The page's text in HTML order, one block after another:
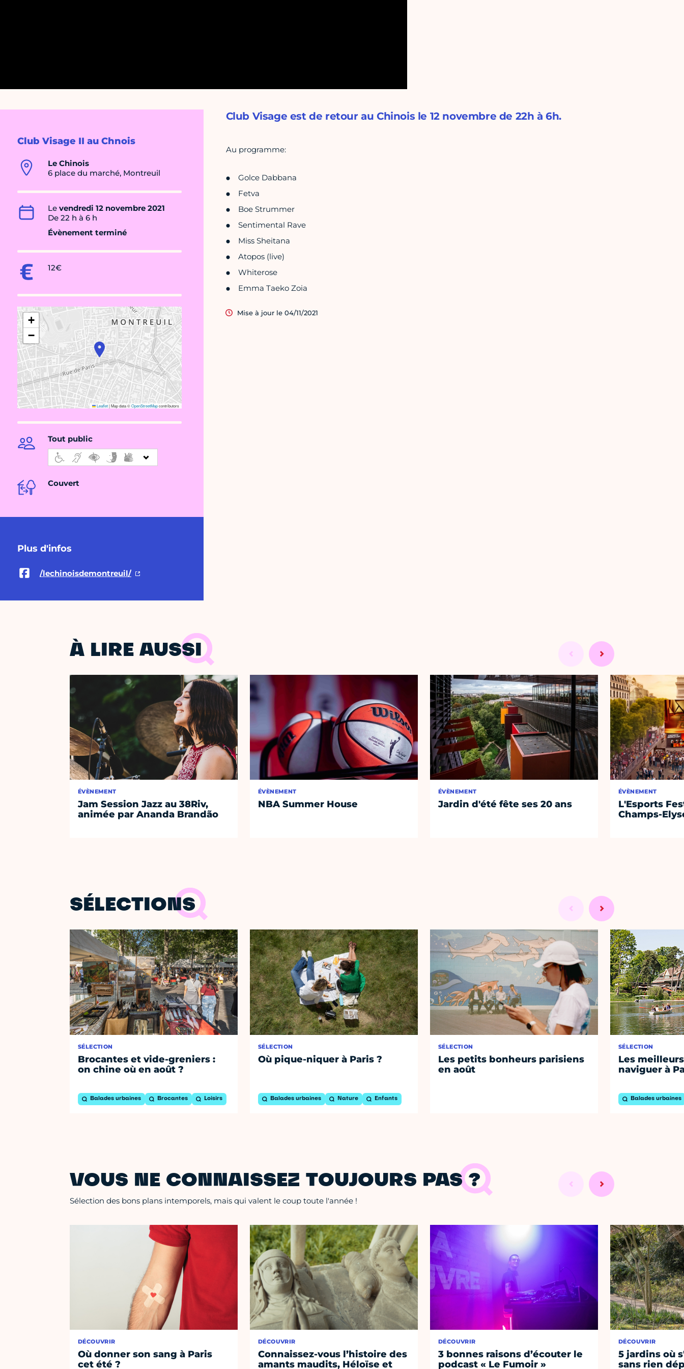
Club Visage II au Chnois
Le Chinois
6 place du marché, Montreuil
Le vendredi 12 novembre 2021
De 22 h à 6 h
Évènement terminé
12€
+
−
Leaflet|Map data ©OpenStreetMapcontributors
Tout public
Couvert
Plus d'infos
/lechinoisdemontreuil/
Club Visage est de retour au Chinois le 12 novembre de 22h à 6h.
Au programme:
Golce Dabbana
Fetva
Boe Strummer
Sentimental Rave
Miss Sheitana
Atopos (live)
Whiterose
Emma Taeko Zoia
Mise à jour le 04/11/2021
À LIRE AUSSI
ÉVÈNEMENT
Jam Session Jazz au 38Riv,
animée par Ananda Brandão
ÉVÈNEMENT
NBA Summer House
ÉVÈNEMENT
Jardin d'été fête ses 20 ans
ÉVÈNEMENT
L'Esports
Champs-
SÉLECTIONS
SÉLECTION
Brocantes et vide-greniers :
on chine où en août ?
Balades urbaines Brocantes Loisirs
SÉLECTION
Où pique-niquer à Paris ?
Balades urbaines Nature Enfants
SÉLECTION
Les petits bonheurs parisiens
en août
SÉLECTION
Les
naviguer à
Balades urbaines
VOUS NE CONNAISSEZ TOUJOURS PAS ?
Sélection des bons plans intemporels, mais qui valent le coup toute l'année !
DÉCOUVRIR
Où donner son sang à Paris
cet été ?
DÉCOUVRIR
Connaissez-vous l’histoire des
amants maudits, Héloïse et
DÉCOUVRIR
3 bonnes raisons d’écouter le
podcast « Le Fumoir »
DÉCOUVRIR
5 jardins où
sans rien